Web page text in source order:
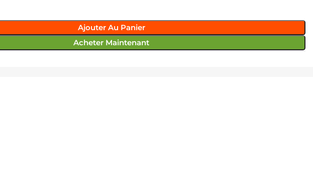
Ajouter Au Panier
Acheter Maintenant